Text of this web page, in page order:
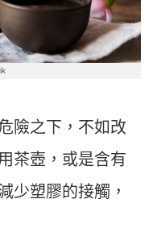
險之下，不如改
茶壺，或是含有
少塑膠的接觸，